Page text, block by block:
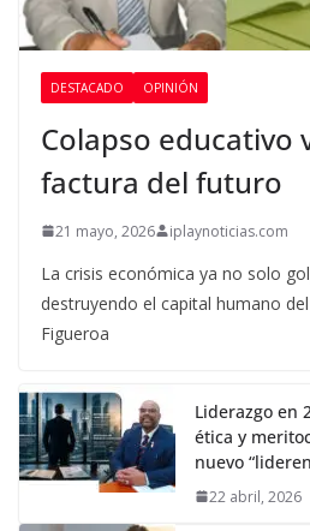
DESTACADO OPINIÓN
Colapso educativo
factura del futuro
21 mayo, 2026 iplaynoticias.com
La crisis económica ya no solo
destruyendo el capital humano
Figueroa
Liderazgo en
ética y
nuevo
22 abril, 2026